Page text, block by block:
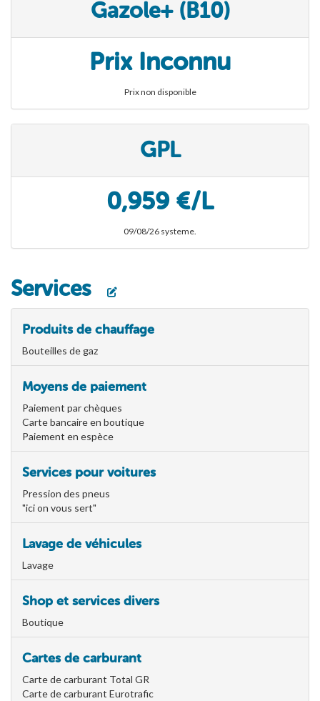
Gazole+ (B10)
Prix Inconnu
Prix non disponible
GPL
0,959 €/L
09/08/26 systeme.
Services
Produits de chauffage
Bouteilles de gaz
Moyens de paiement
Paiement par chèques
Carte bancaire en boutique
Paiement en espèce
Services pour voitures
Pression des pneus
"ici on vous sert"
Lavage de véhicules
Lavage
Shop et services divers
Boutique
Cartes de carburant
Carte de carburant Total GR
Carte de carburant Eurotrafic